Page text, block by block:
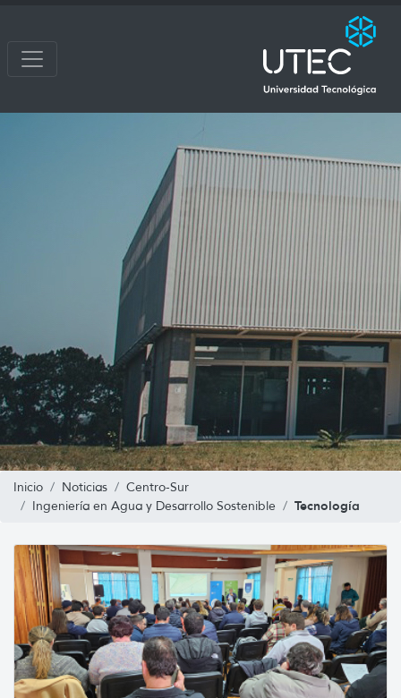
Inicio Noticias
Centro-Sur
Ingeniería en Agua y Desarrollo Sostenible
Tecnología